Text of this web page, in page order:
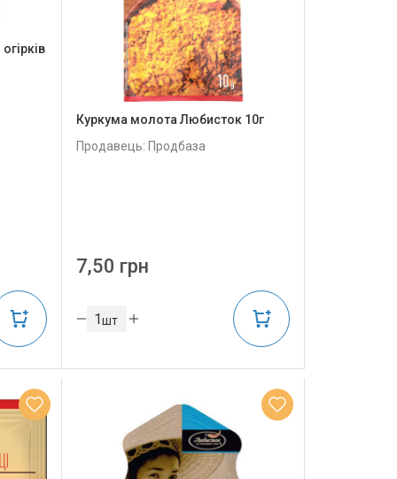
Куркума молота Любисток 10г
Продавець: Продбаза
7,50 грн
шт